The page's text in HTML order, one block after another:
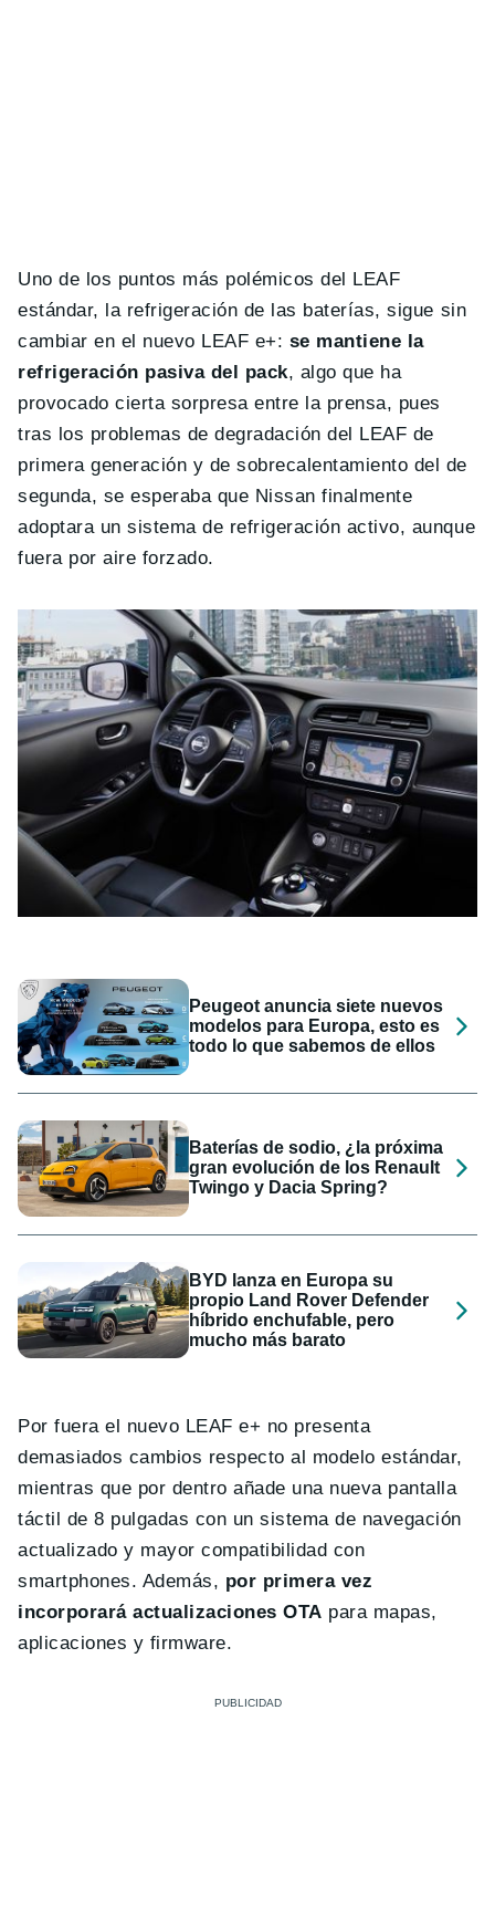
Uno de los puntos más polémicos del LEAF
estándar, la refrigeración de las baterías, sigue sin
cambiar en el nuevo LEAF e+: se mantiene la
refrigeración pasiva del pack, algo que ha
provocado cierta sorpresa entre la prensa, pues
tras los problemas de degradación del LEAF de
primera generación y de sobrecalentamiento del de
segunda, se esperaba que Nissan finalmente
adoptara un sistema de refrigeración activo, aunque
fuera por aire forzado.
Peugeot anuncia siete nuevos
modelos para Europa, esto es
todo lo que sabemos de ellos
Baterías de sodio, ¿la próxima
gran evolución de los Renault
Twingo y Dacia Spring?
BYD lanza en Europa su
propio Land Rover Defender
híbrido enchufable, pero
mucho más barato
Por fuera el nuevo LEAF e+ no presenta
demasiados cambios respecto al modelo estándar,
mientras que por dentro añade una nueva pantalla
táctil de 8 pulgadas con un sistema de navegación
actualizado y mayor compatibilidad con
smartphones. Además, por primera vez
incorporará actualizaciones OTA para mapas,
aplicaciones y firmware.